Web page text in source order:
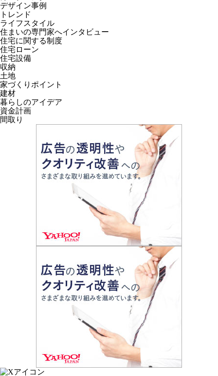
デザイン事例
トレンド
ライフスタイル
住まいの専門家へインタビュー
住宅に関する制度
住宅ローン
住宅設備
収納
土地
家づくりポイント
建材
暮らしのアイデア
資金計画
間取り